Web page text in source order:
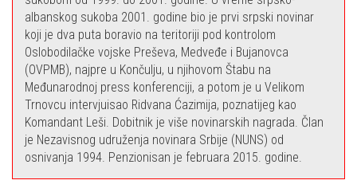
albanskog sukoba 2001. godine bio je prvi srpski novinar
koji je dva puta boravio na teritoriji pod kontrolom
Oslobodilačke vojske Preševa, Medveđe i Bujanovca
(OVPMB), najpre u Končulju, u njihovom Štabu na
Međunarodnoj press konferenciji, a potom je u Velikom
Trnovcu intervjuisao Ridvana Ćazimija, poznatijeg kao
Komandant Leši. Dobitnik je više novinarskih nagrada. Član
je Nezavisnog udruženja novinara Srbije (NUNS) od
osnivanja 1994. Penzionisan je februara 2015. godine.